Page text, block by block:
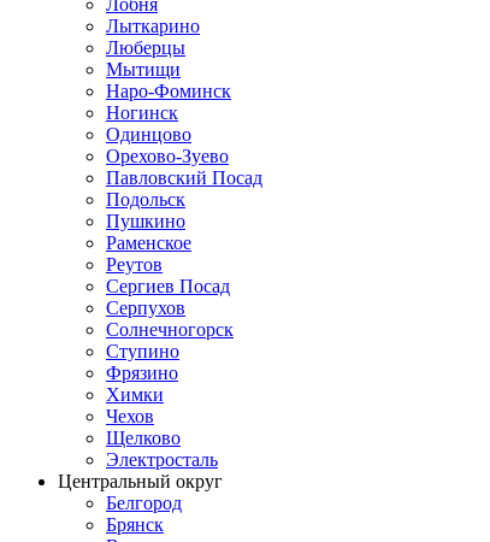
Лыткарино
Люберцы
Мытищи
Наро-Фоминск
Ногинск
Одинцово
Орехово-Зуево
Павловский Посад
Подольск
Пушкино
Раменское
Реутов
Сергиев Посад
Серпухов
Солнечногорск
Ступино
Фрязино
Химки
Чехов
Щелково
Электросталь
Центральный округ
Белгород
Брянск